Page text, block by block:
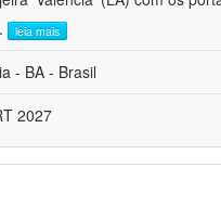
leia mais
- BA - Brasil
2027